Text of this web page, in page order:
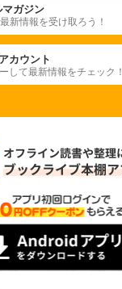
ガジン
新情報を受け取ろう！
カウント
して最新情報をチェック！